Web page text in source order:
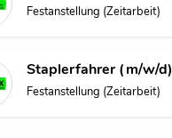
Festanstellung (Zeitarbeit)
Staplerfahrer (m/w/d)
Festanstellung (Zeitarbeit)